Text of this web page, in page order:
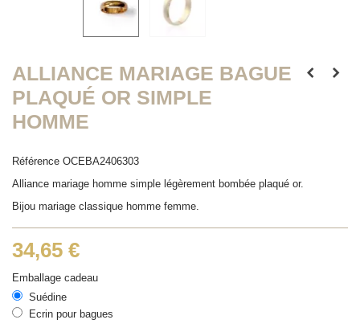
ALLIANCE MARIAGE BAGUE
PLAQUÉ OR SIMPLE
HOMME
Référence OCEBA2406303
Alliance mariage homme simple légèrement bombée plaqué or.
Bijou mariage classique homme femme.
34,65 €
Emballage cadeau
Suédine
Ecrin pour bagues